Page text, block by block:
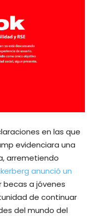
en las que
evidenciara una
arremetiendo
anunció un
a jóvenes
de continuar
del mundo del